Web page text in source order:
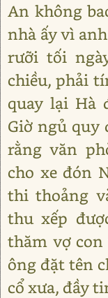
An không
nhà ấy vì
rưỡi tối
chiều, phải
quay lại Hà
Giờ ngủ
rằng văn
cho xe đón
thi thoảng
thu xếp
thăm vợ
ông đặt tên
cổ xưa, đầy